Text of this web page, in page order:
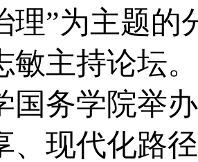
理”为主题的
敏主持论坛
国务学院举
、现代化路